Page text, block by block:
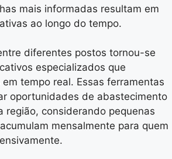
mais informadas resultam em
ao longo do tempo.
diferentes postos tornou-se
especializados que
tempo real. Essas ferramentas
oportunidades de abastecimento
região, considerando pequenas
mensalmente para quem